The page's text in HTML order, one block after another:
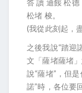
答 讀 迪餒 松
松堵 梭。
(我從此刻起，
之後我說“踏迎
文「薩堵薩堵
說“薩堵”，但
諾”時，各位要